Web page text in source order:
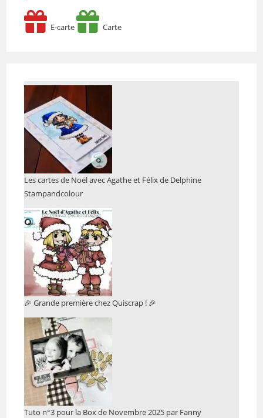
E-carte Carte
Les cartes de Noël avec Agathe et Félix de Delphine
Stampandcolour
🎉 Grande première chez Quiscrap ! 🎉
Tuto n°3 pour la Box de Novembre 2025 par Fanny